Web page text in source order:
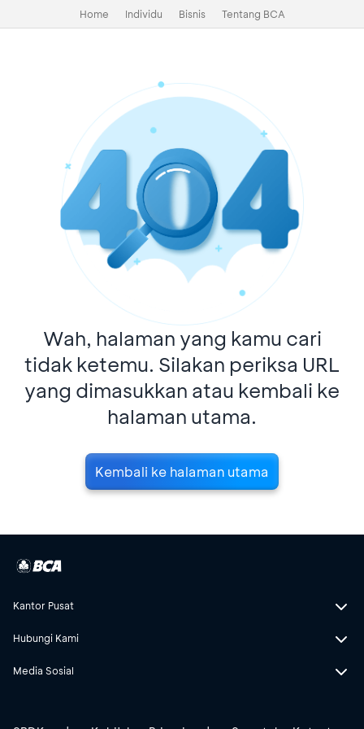
Home Individu Bisnis Tentang BCA
Wah, halaman yang kamu cari
tidak ketemu. Silakan periksa URL
yang dimasukkan atau kembali ke
halaman utama.
Kembali ke halaman utama
Kantor Pusat
Hubungi Kami
Media Sosial